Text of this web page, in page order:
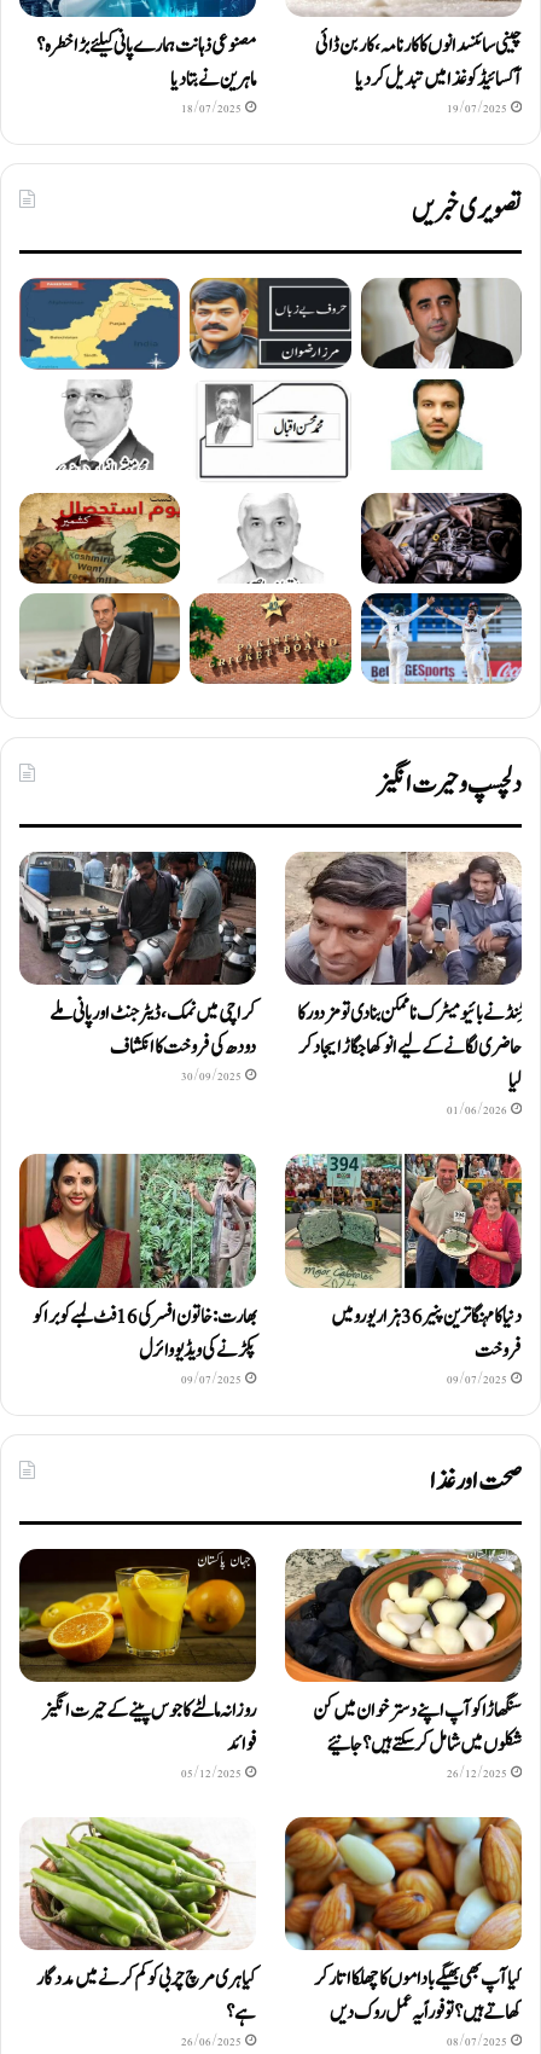
چینی سائنسدانوں کا کارنامہ، کاربن ڈائی
آکسائیڈ کو غذا میں تبدیل کردیا
19/07/2025
مصنوعی ذہانت ہمارے پانی کیلئے بڑا خطرہ؟
ماہرین نے بتا دیا
18/07/2025
تصویری خبریں
دلچسپ و حیرت انگیز
ٹِنڈ نے بائیومیٹرک ناممکن بنا دی تو مزدور کا
حاضری لگانے کے لیے انوکھا جگاڑ ایجاد کر
لیا
01/06/2026
کراچی میں نمک، ڈیٹرجنٹ اور پانی ملے
دودھ کی فروخت کا انکشاف
30/09/2025
دنیا کا مہنگا ترین پنیر 36 ہزار یورو میں
فروخت
09/07/2025
بھارت: خاتون افسر کی 16 فٹ لمبے کوبرا کو
پکڑنے کی ویڈیو وائرل
09/07/2025
صحت اور غذا
سنگھاڑا کو آپ اپنے دستر خوان میں کن
شکلوں میں شامل کرسکتے ہیں ؟ جانیئے
26/12/2025
روزانہ مالٹے کا جوس پینے کے حیرت انگیز
فوائد
05/12/2025
کیا آپ بھی بھیگے باداموں کا چھلکا اتار کر
کھاتے ہیں؟ تو فوراً یہ عمل روک دیں
08/07/2025
کیا ہری مرچ چربی کو کم کرنے میں مددگار
ہے؟
26/06/2025